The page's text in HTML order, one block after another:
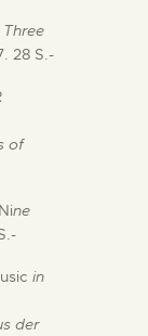
Three
28 S.-
of
ne
in
der